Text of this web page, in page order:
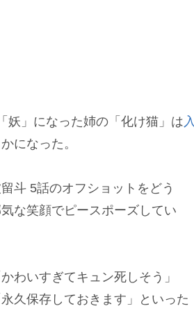
」になった姉の「化け猫」は 入
になった。
斗 5話のオフショットをどう
な笑顔でピースポーズしてい
わいすぎてキュン死しそう」
久保存しておきます」といった